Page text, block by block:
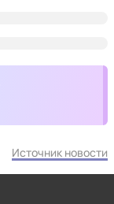
Источник новости